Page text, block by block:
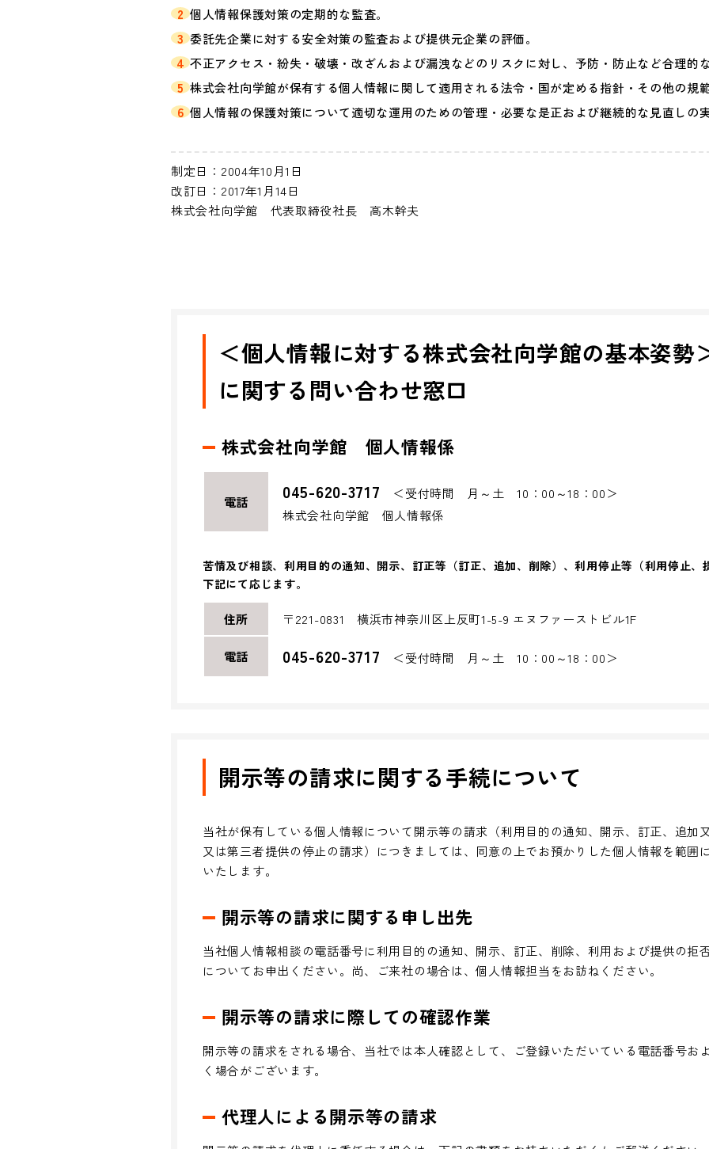
2 個人情報保護対策の定期的な監査。
3 委託先企業に対する安全対策の監査および提供元企業の評価。
4 不正アクセス・紛失・破壊・改ざんおよび漏洩などのリスクに対し、予防・防止など合理的
5 株式会社向学館が保有する個人情報に関して適用される法令・国が定める指針・その他の規範
6 個人情報の保護対策について適切な運用のための管理・必要な是正および継続的な見直しの実
制定日：2004年10月1日
改訂日：2017年1月14日
株式会社向学館 代表取締役社長 高木幹夫
＜個人情報に対する株式会社向学館の基本姿勢
に関する問い合わせ窓口
株式会社向学館 個人情報係
電話 045-620-3717
＜受付時間 月～土 10：00～18：00＞
株式会社向学館 個人情報係
苦情及び相談、利用目的の通知、開示、訂正等（訂正、追加、削除）、利用停止等（利用停止、
下記にて応じます。
住所 〒221-0831 横浜市神奈川区上反町1-5-9 エヌファーストビル1F
電話 045-620-3717 ＜受付時間 月～土 10：00～18：00＞
開示等の請求に関する手続について
当社が保有している個人情報について開示等の請求（利用目的の通知、開示、訂正、追加
又は第三者提供の停止の請求）につきましては、同意の上でお預かりした個人情報を範囲
いたします。
開示等の請求に関する申し出先
当社個人情報相談の電話番号に利用目的の通知、開示、訂正、削除、利用および提供の拒
についてお申出ください。尚、ご来社の場合は、個人情報担当をお訪ねください。
開示等の請求に際しての確認作業
開示等の請求をされる場合、当社では本人確認として、ご登録いただいている電話番号お
く場合がございます。
代理人による開示等の請求